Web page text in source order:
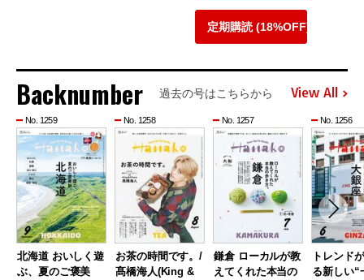
定期購読 (18%OFF)
Backnumber 過去の号はこちらから View All
No. 1259
北海道 おいしく遊
ぶ、夏のご褒美
No. 1258
お茶の時間です。/
髙橋海人(King &
No. 1257
鎌倉 ローカルが教
えてくれた本当の
No. 1256
トレンド
る新しい“